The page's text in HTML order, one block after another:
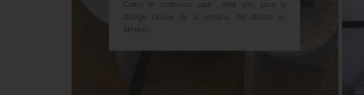
Como te contamos aquí , este año, para la
Design House de la semana del diseño en
México (...